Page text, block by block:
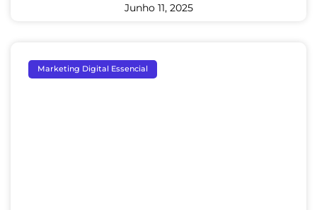
Junho 11, 2025
Marketing Digital Essencial